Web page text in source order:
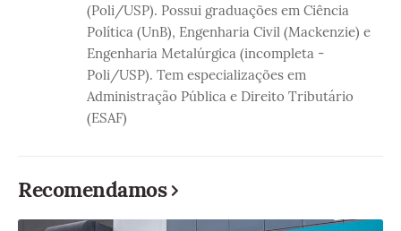
(Poli/USP). Possui graduações em Ciência
Política (UnB), Engenharia Civil (Mackenzie) e
Engenharia Metalúrgica (incompleta -
Poli/USP). Tem especializações em
Administração Pública e Direito Tributário
(ESAF)
Recomendamos